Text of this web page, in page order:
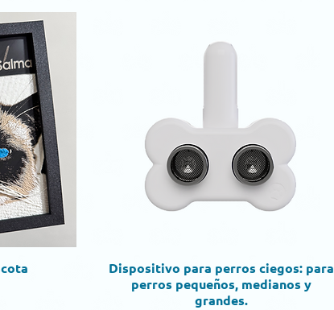
Vista rápida
Dispositivo para perros ciegos: para
perros pequeños, medianos y
grandes.